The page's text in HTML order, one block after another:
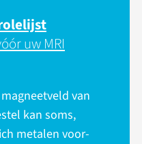
uw MRI
van
kan soms,
metalen voor­